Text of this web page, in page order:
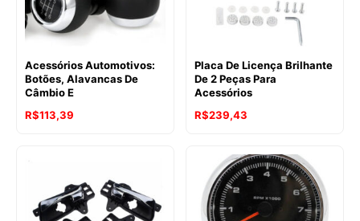
Acessórios Automotivos:
Botões, Alavancas De
Câmbio E
R$113,39
Placa De Licença Brilhante
De 2 Peças Para
Acessórios
R$239,43